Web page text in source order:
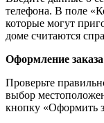
телефона. В поле
которые могут
доме считаются
Оформление заказа
Проверьте
выбор
кнопку «Оформить